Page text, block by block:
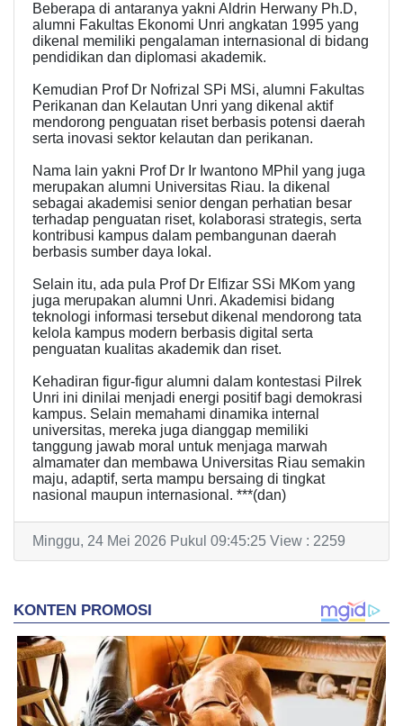
Beberapa di antaranya yakni Aldrin Herwany Ph.D,
alumni Fakultas Ekonomi Unri angkatan 1995 yang
dikenal memiliki pengalaman internasional di bidang
pendidikan dan diplomasi akademik.
Kemudian Prof Dr Nofrizal SPi MSi, alumni Fakultas
Perikanan dan Kelautan Unri yang dikenal aktif
mendorong penguatan riset berbasis potensi daerah
serta inovasi sektor kelautan dan perikanan.
Nama lain yakni Prof Dr Ir Iwantono MPhil yang juga
merupakan alumni Universitas Riau. Ia dikenal
sebagai akademisi senior dengan perhatian besar
terhadap penguatan riset, kolaborasi strategis, serta
kontribusi kampus dalam pembangunan daerah
berbasis sumber daya lokal.
Selain itu, ada pula Prof Dr Elfizar SSi MKom yang
juga merupakan alumni Unri. Akademisi bidang
teknologi informasi tersebut dikenal mendorong tata
kelola kampus modern berbasis digital serta
penguatan kualitas akademik dan riset.
Kehadiran figur-figur alumni dalam kontestasi Pilrek
Unri ini dinilai menjadi energi positif bagi demokrasi
kampus. Selain memahami dinamika internal
universitas, mereka juga dianggap memiliki
tanggung jawab moral untuk menjaga marwah
almamater dan membawa Universitas Riau semakin
maju, adaptif, serta mampu bersaing di tingkat
nasional maupun internasional. ***(dan)
Minggu, 24 Mei 2026 Pukul 09:45:25 View : 2259